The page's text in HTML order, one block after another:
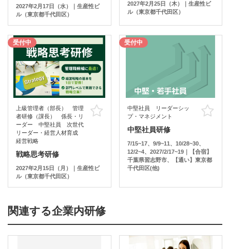
2027年2月17日（水）｜生産性ビ
ル（東京都千代田区）
2027年2月25日（木）｜生産性ビ
ル（東京都千代田区）
受付中
上級管理者（部長） 管理
者研修（課長） 係長・リ
ーダー 中堅社員 次世代
リーダー・経営人材育成
経営戦略
お気に入り
戦略思考研修
2027年2月15日（月）｜生産性ビ
ル（東京都千代田区）
受付中
中堅社員 リーダーシッ
プ・マネジメント
中堅社員研修
7/15~17、9/9~11、10/28~30、
12/2~4、2027/2/17~19｜【合宿】
千葉県習志野市、【通い】東京都
千代田区(他)
関連する企業内研修